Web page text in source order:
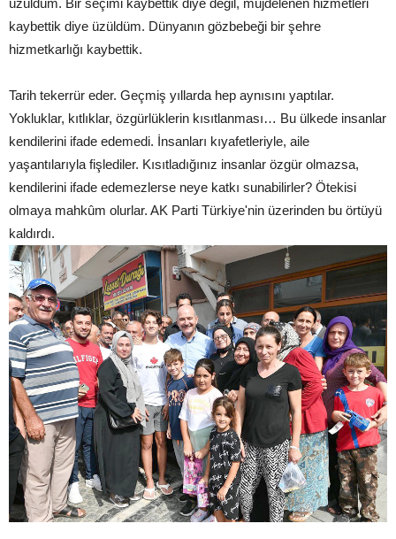
kaybettik diye üzüldüm. Dünyanın gözbebeği bir şehre
hizmetkarlığı kaybettik.
Tarih tekerrür eder. Geçmiş yıllarda hep aynısını yaptılar.
Yokluklar, kıtlıklar, özgürlüklerin kısıtlanması… Bu ülkede insanlar
kendilerini ifade edemedi. İnsanları kıyafetleriyle, aile
yaşantılarıyla fişlediler. Kısıtladığınız insanlar özgür olmazsa,
kendilerini ifade edemezlerse neye katkı sunabilirler? Ötekisi
olmaya mahkûm olurlar. AK Parti Türkiye'nin üzerinden bu örtüyü
kaldırdı.